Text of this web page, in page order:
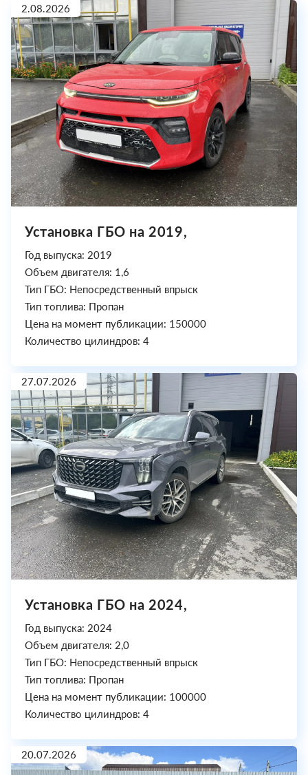
2.08.2026
Установка ГБО на 2019,
Год выпуска: 2019
Объем двигателя: 1,6
Тип ГБО: Непосредственный впрыск
Тип топлива: Пропан
Цена на момент публикации: 150000
Количество цилиндров: 4
27.07.2026
Установка ГБО на 2024,
Год выпуска: 2024
Объем двигателя: 2,0
Тип ГБО: Непосредственный впрыск
Тип топлива: Пропан
Цена на момент публикации: 100000
Количество цилиндров: 4
20.07.2026